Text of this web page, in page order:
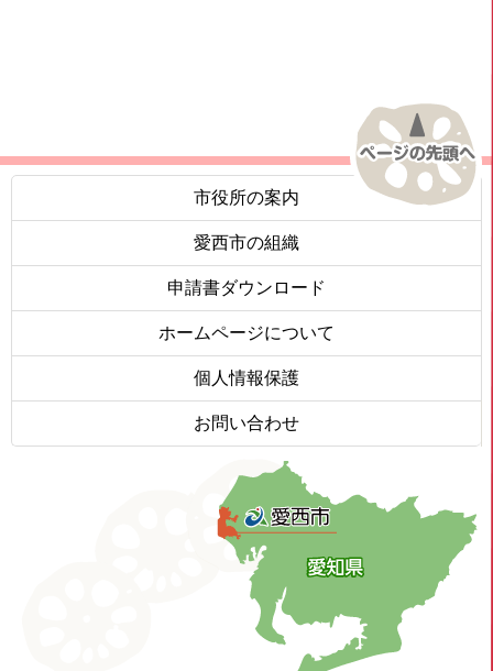
市役所の案内
愛西市の組織
申請書ダウンロード
ホームページについて
個人情報保護
お問い合わせ